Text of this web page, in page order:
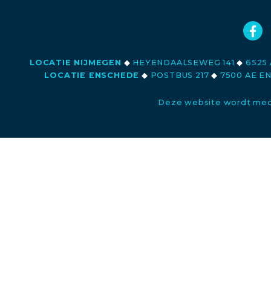
LOCATIE NIJMEGEN ◆ HEYENDAALSEWEG 141◆ 6525
LOCATIE ENSCHEDE ◆ POSTBUS 217◆ 7500 AE
Deze website wordt